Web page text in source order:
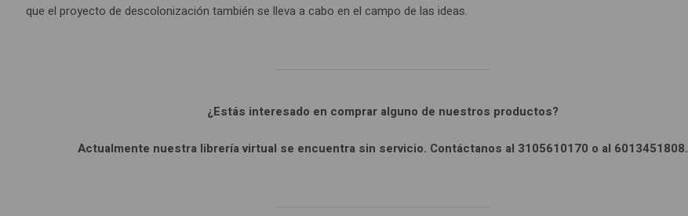
que el proyecto de descolonización también se lleva a cabo en el campo de las ideas.
¿Estás interesado en comprar alguno de nuestros productos?
Actualmente nuestra librería virtual se encuentra sin servicio. Contáctanos al 3105610170 o al 6013451808.